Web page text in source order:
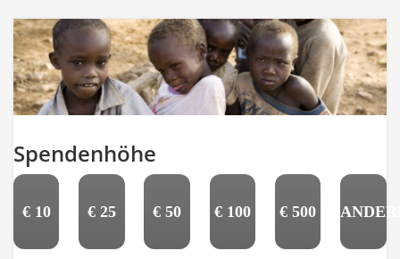
Spendenhöhe
€ 10 € 25 €50 € 100 €500